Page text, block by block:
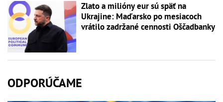
Zlato a milióny eur sú späť na
Ukrajine: Maďarsko po mesiacoch
vrátilo zadržané cennosti Oščadbanky
ODPORÚČAME